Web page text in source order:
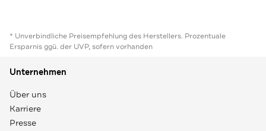
* Unverbindliche Preisempfehlung des Herstellers. Prozentuale
Ersparnis ggü. der UVP, sofern vorhanden
Unternehmen
Über uns
Karriere
Presse